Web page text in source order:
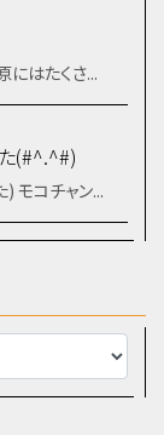
はたくさ...
た(#^.^#)
モコチャン...